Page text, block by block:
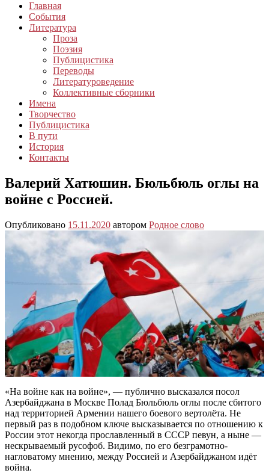
Главная
События
Литература
Проза
Поэзия
Публицистика
Переводы
Литературоведение
Коллективные сборники
Имена
Творчество
Публицистика
В пути
История
Контакты
Валерий Хатюшин. Бюльбюль оглы на
войне с Россией.
Опубликовано 15.11.2020 автором Родное слово
«На войне как на войне», — публично высказался посол
Азербайджана в Москве Полад Бюльбюль оглы после сбитого
над территорией Армении нашего боевого вертолёта. Не
первый раз в подобном ключе высказывается по отношению к
России этот некогда прославленный в СССР певун, а ныне —
нескрываемый русофоб. Видимо, по его безграмотно-
нагловатому мнению, между Россией и Азербайджаном идёт
война.